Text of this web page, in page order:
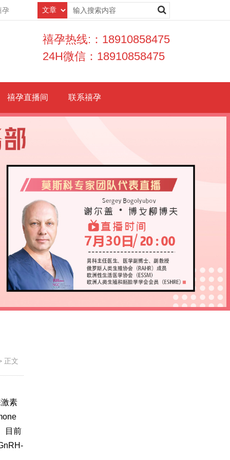
孕
禧孕热线:：18910858475
24H微信：18910858475
禧孕直播间 联系禧孕
正文
素
目前